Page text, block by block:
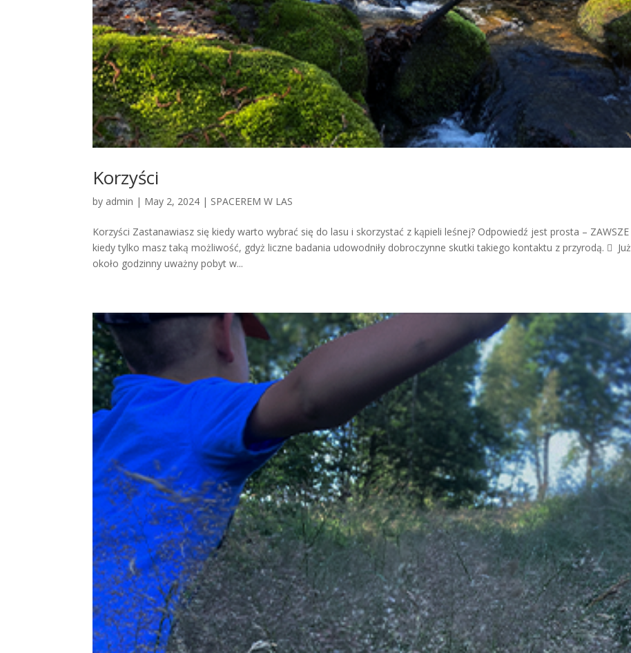
Korzyści
by admin | May 2, 2024 | SPACEREM W LAS
Korzyści Zastanawiasz się kiedy warto wybrać się do lasu i skorzystać z kąpieli leśnej? Odpowiedź jest prosta – ZAWSZE
kiedy tylko masz taką możliwość, gdyż liczne badania udowodniły dobroczynne skutki takiego kontaktu z przyrodą.  Już
około godzinny uważny pobyt w...